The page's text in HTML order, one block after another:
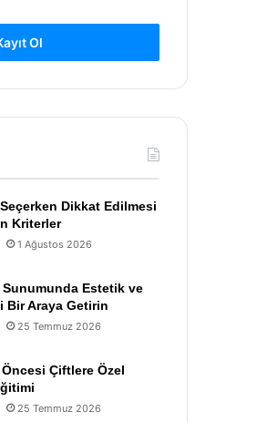
Ol
Dikkat Edilmesi
Kriterler
1 Ağustos 2026
Sunumunda Estetik ve
Bir Araya Getirin
25 Temmuz 2026
Çiftlere Özel
25 Temmuz 2026